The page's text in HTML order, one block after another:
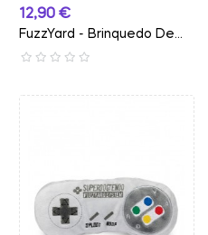
Preço
12,90 €
FuzzYard - Brinquedo De...